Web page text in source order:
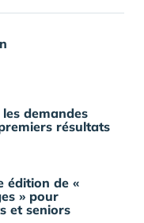
demandes
résultats
édition de «
» pour
et seniors